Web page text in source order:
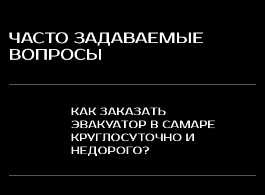
ЧАСТО ЗАДАВАЕМЫЕ
ВОПРОСЫ
КАК ЗАКАЗАТЬ
ЭВАКУАТОР В САМАРЕ
КРУГЛОСУТОЧНО И
НЕДОРОГО?